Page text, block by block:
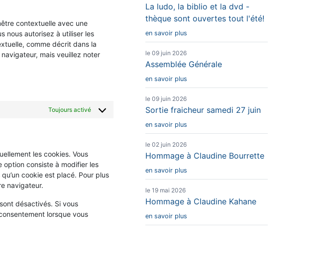
security
complianz
service
divers
contextuelle avec une
nous autorisez à utiliser les
comme décrit dans la
mais veuillez noter
Toujours activé
les cookies. Vous
option consiste à modifier les
cookie est placé. Pour plus
navigateur.
désactivés. Si vous
lorsque vous
La ludo, la biblio et la dvd -
thèque sont ouvertes tout l'été!
en savoir plus
le 09 juin 2026
Assemblée Générale
en savoir plus
le 09 juin 2026
Sortie fraicheur samedi 27 juin
en savoir plus
le 02 juin 2026
Hommage à Claudine Bourrette
en savoir plus
le 19 mai 2026
Hommage à Claudine Kahane
en savoir plus